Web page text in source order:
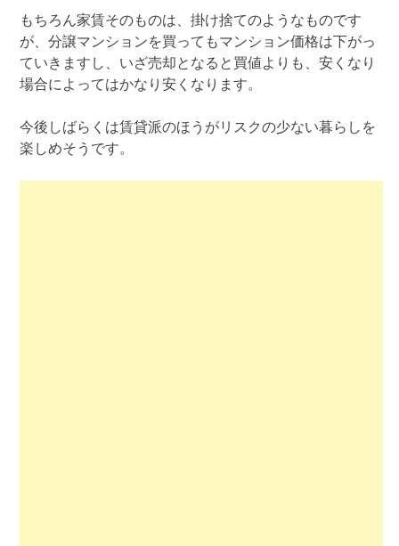
もちろん家賃そのものは、掛け捨てのようなものです
が、分譲マンションを買ってもマンション価格は下がっ
ていきますし、いざ売却となると買値よりも、安くなり
場合によってはかなり安くなります。
今後しばらくは賃貸派のほうがリスクの少ない暮らしを
楽しめそうです。